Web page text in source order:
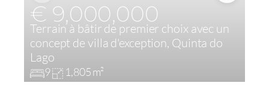
€ 9,000,000
Terrain à bâtir de premier choix avec un
concept de villa d'exception, Quinta do
Lago
9 1,805 m²